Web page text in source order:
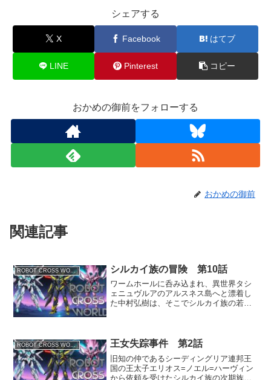
シェアする
X Facebook はてブ
LINE Pinterest コピー
おかめの御前をフォローする
おかめの御前
関連記事
ROBOT CROSS WORLD シルカイ族の冒険 第10話
ワームホールに呑み込まれ、異世界タシ
ェニュヴルアのアルスネス島へと漂着し
た中村弘樹は、そこでシルカイ族の若き
し、レイヴンの妹セリーナ...
ROBOT CROSS WORLD 王女失踪事件 第2話
旧知の仲であるシーディングリア連邦王
国の王太子エリオス=ノエル=ハーヴィン
から依頼を受けたシルカイ族の次期族長